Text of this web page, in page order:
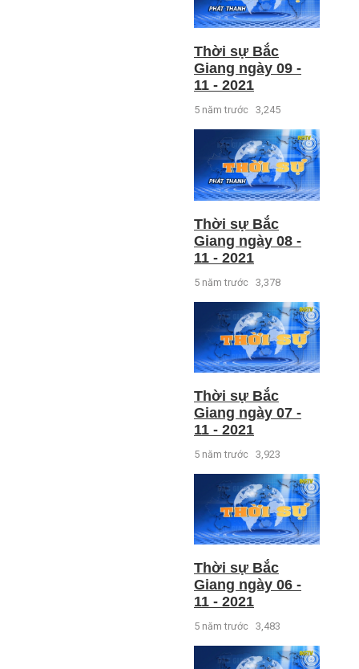
Thời sự Bắc
Giang ngày 09 -
11 - 2021
5 năm trước 3,245
Thời sự Bắc
Giang ngày 08 -
11 - 2021
5 năm trước 3,378
Thời sự Bắc
Giang ngày 07 -
11 - 2021
5 năm trước 3,923
Thời sự Bắc
Giang ngày 06 -
11 - 2021
5 năm trước 3,483